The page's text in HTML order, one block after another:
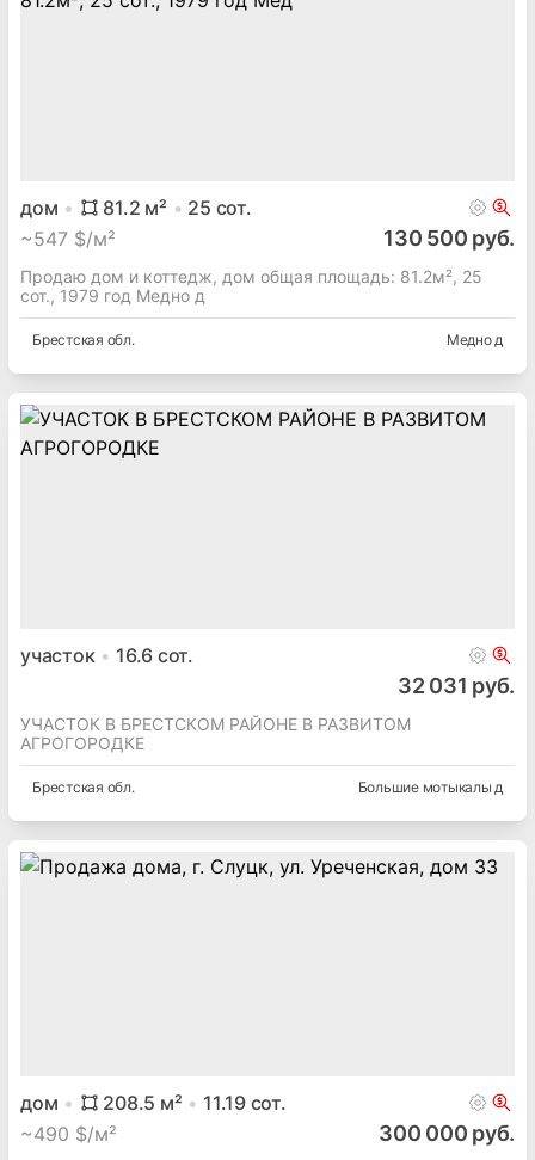
дом 81.2 м² 25 сот.
~547 $/м² 130 500 руб.
Продаю дом и коттедж, дом общая площадь: 81.2м², 25
сот., 1979 год Медно д
Брестская обл. Медно д
участок 16.6 сот.
32 031 руб.
УЧАСТОК В БРЕСТСКОМ РАЙОНЕ В РАЗВИТОМ
АГРОГОРОДКЕ
Брестская обл. Большие мотыкалы д
дом 208.5 м² 11.19сот.
~490 $/м² 300 000 руб.